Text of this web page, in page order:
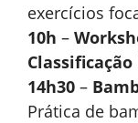
exercícios
10h –
14h30 –
Prática de